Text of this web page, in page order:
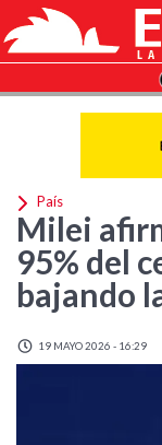
País
Milei
95% del
bajando
19 MAYO 2026 - 16:29